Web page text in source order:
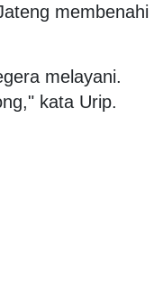
membenahi
melayani.
kata Urip.